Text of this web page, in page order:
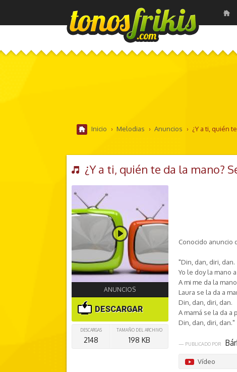
Inicio › Melodias › Anuncios › ¿Y a ti, quién
¿Y a ti, quién te da la mano?
ANUNCIOS
DESCARGAR
DESCARGAS
2148
TAMAÑO DEL ARCHIVO
198 KB
Conocido anuncio
"Din, dan, diri, dan.
Yo le doy la mano
A mi me da la
Laura se la da a
Din, dan, diri, dan.
A mamá se la da a
Din, dan, diri, dan."
— PUBLICADO POR
Vídeo